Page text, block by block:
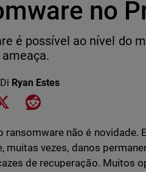
no
é possível ao nível do
Di Ryan Estes
on Facebook
Share on XShare on Reddit
ransomware não é
muitas vezes, danos
de recuperação. Muitos